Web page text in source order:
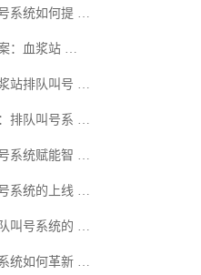
系统如何提 …
：血浆站 …
站排队叫号 …
排队叫号系 …
系统赋能智 …
系统的上线 …
叫号系统的 …
统如何革新 …